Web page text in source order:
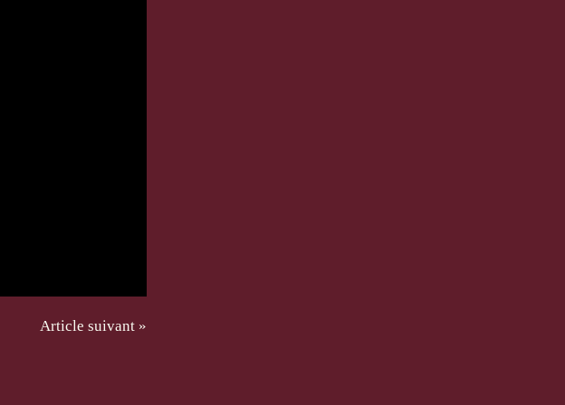
Article suivant »